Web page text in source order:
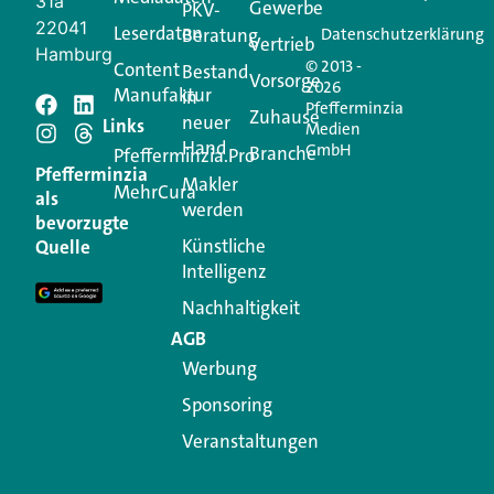
Schreiben Sie einen
Kommentar
Ihre E-Mail-Adresse wird nicht veröffentlicht.
Erforderliche Felder sind mit
Kommentar
22041
Hamburg
Pfefferminzia
als
bevorzugte
Quelle
Leserdaten
Content
Manufaktur
Links
Pfefferminzia.Pro
MehrCura
PKV-
Beratung
Bestand
in
neuer
Hand
Makler
werden
Künstliche
Intelligenz
Nachhaltigkeit
AGB
Werbung
Sponsoring
Veranstaltungen
Gewerbe
Vertrieb
Vorsorge
Zuhause
Branche
© 2013 -
2026
Pfefferminzia
Medien
GmbH
Datenschutzerklärung